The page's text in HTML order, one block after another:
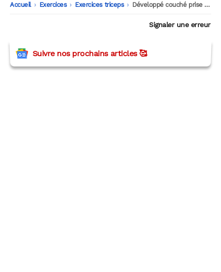
Accueil -
Exercices -
Exercices triceps -
Développé couché prise serrée à la Smith machine
Signaler une erreur
Suivre nos prochains articles 🥰